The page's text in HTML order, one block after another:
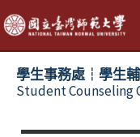
跳
至
主
學生事務處┆學生
Student Counseling